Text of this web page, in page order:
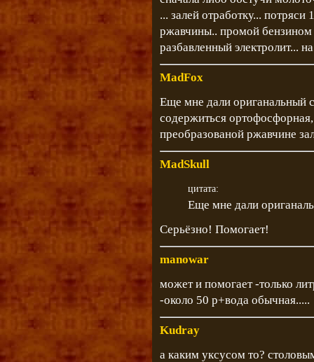
... залей отработку...
ржавчины.. промой бензином
разбавленный электролит...
MadFox
Еще мне дали ориганальный
содержиться
преобразованой ржавчине
MadSkull
цитата:
Еще мне дали
Серьёзно! Помогает!
manowar
может и помогает -только
-около 50 р+вода обычная.....
Kudray
а каким уксусом то?